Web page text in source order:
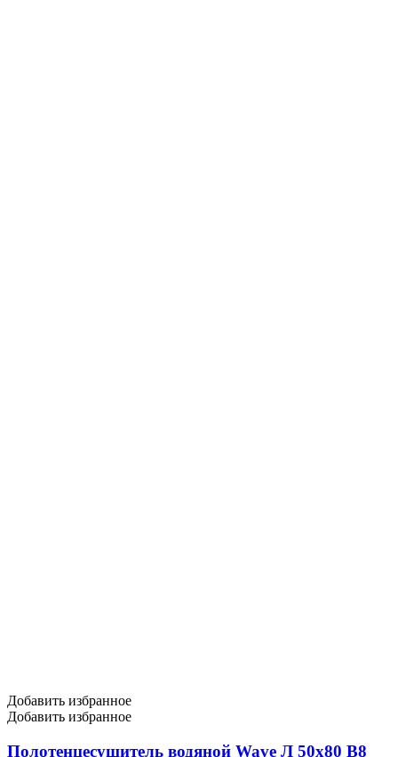
Добавить избранное
Добавить избранное
Полотенцесушитель водяной Wave Л 50х80 В8